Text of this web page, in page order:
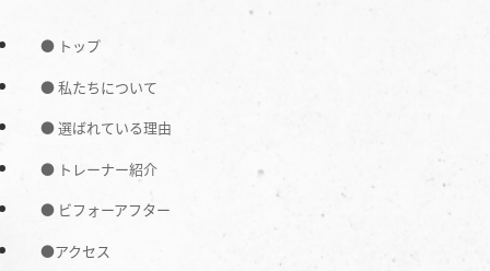
● トップ
● 私たちについて
● 選ばれている理由
● トレーナー紹介
● ビフォーアフター
●アクセス